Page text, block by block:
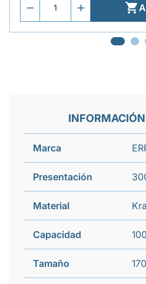

Marca
Presentación
Material
Capacidad
Tamaño